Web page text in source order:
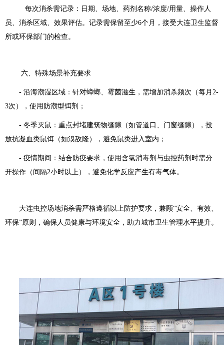
每次消杀需记录：日期、场地、药剂名称/浓度/用量、操作人
员、消杀区域、效果评估。记录需保留至少6个月，接受大连卫生监督
所或环保部门的检查。
六、特殊场景补充要求
- 沿海潮湿区域：针对蟑螂、霉菌滋生，需增加消杀频次（每月2-
3次），使用防潮型饵剂；
- 冬季灭鼠：重点封堵建筑物缝隙（如管道口、门窗缝隙），投
放抗凝血类鼠饵（如溴敌隆），避免鼠类进入室内；
- 疫情期间：结合防疫要求，使用含氯消毒剂与虫控药剂时需分
开操作（间隔2小时以上），避免化学反应产生有毒气体。
大连虫控场地消杀需严格遵循以上防护要求，兼顾“安全、有效、
环保”原则，确保人员健康与环境安全，助力城市卫生管理水平提升。